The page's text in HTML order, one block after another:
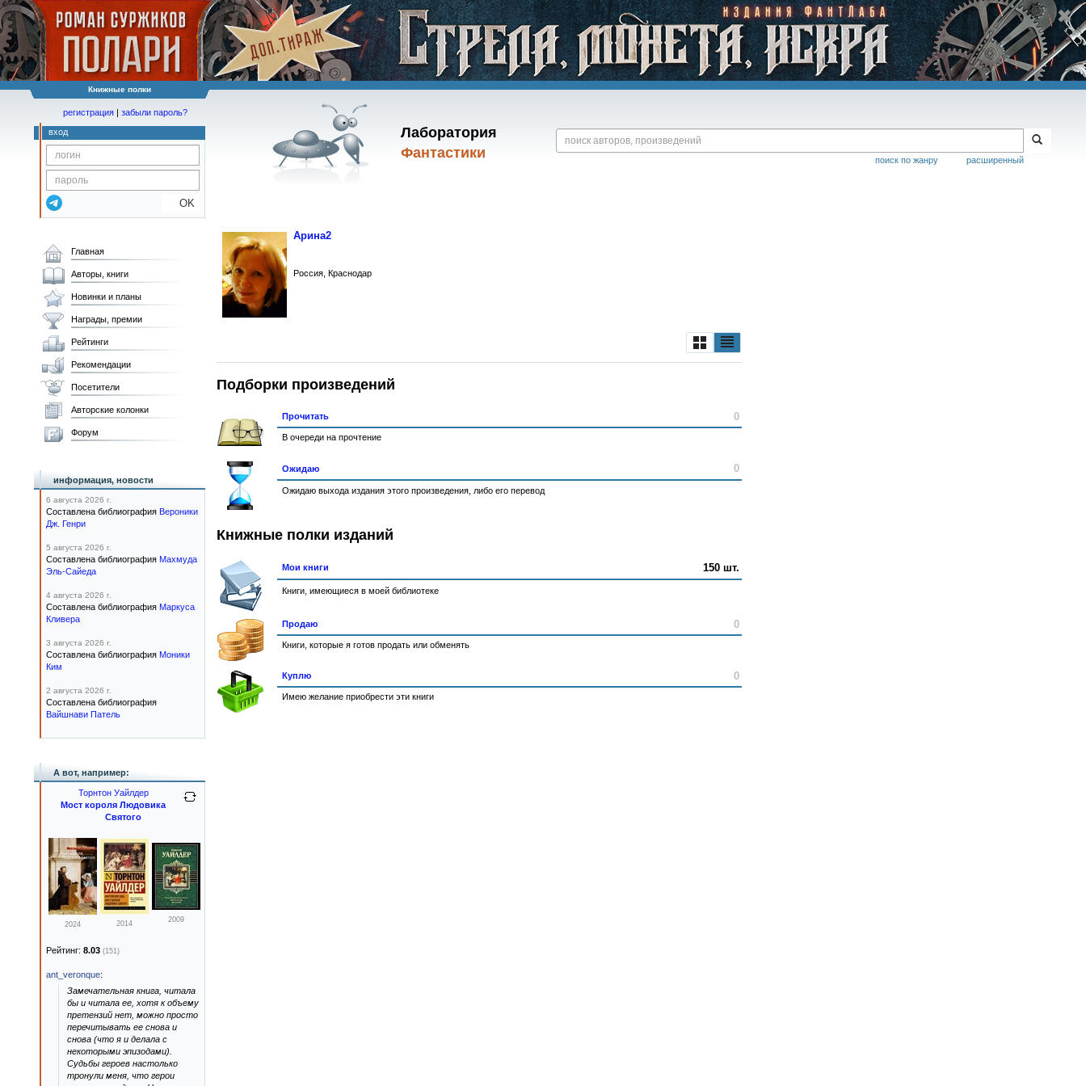
Книжные полки
Лаборатория
Фантастики
расширенный
поиск по жанру
регистрация | забыли пароль?
вход
OK
Арина2
Россия, Краснодар
Подборки произведений
Прочитать 0
В очереди на прочтение
Ожидаю 0
Ожидаю выхода издания этого произведения, либо его перевод
Книжные полки изданий
Мои книги 150 шт.
Книги, имеющиеся в моей библиотеке
Продаю 0
Книги, которые я готов продать или обменять
Куплю 0
Имею желание приобрести эти книги
Главная
Авторы, книги
Новинки и планы
Награды, премии
Рейтинги
Рекомендации
Посетители
Авторские колонки
Форум
информация, новости
6 августа 2026 г.
Составлена библиография Вероники
Дж. Генри
5 августа 2026 г.
Составлена библиография Махмуда
Эль-Сайеда
4 августа 2026 г.
Составлена библиография Маркуса
Кливера
3 августа 2026 г.
Составлена библиография Моники
Ким
2 августа 2026 г.
Составлена библиография
Вайшнави Патель
А вот, например:
Торнтон Уайлдер
Мост короля Людовика
Святого
2024 2014 2009
Рейтинг: 8.03 (151)
ant_veronque:
Замечательная книга, читала
бы и читала ее, хотя к объему
претензий нет, можно просто
перечитывать ее снова и
снова (что я и делала с
некоторыми эпизодами).
Судьбы героев настолько
тронули меня, что герои